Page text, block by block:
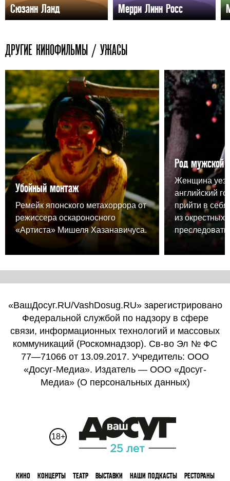
Сюзанн Ланд Мерри Линн Росс
ДРУГИЕ КИНОФИЛЬМЫ / УЖАСЫ
Убойный монтаж
Ремейк японского метахоррора от
режиссера оскароносного
«Артиста» Мишеля Хазанавичуса.
Род мужской
Женщина
английский
прийти в
из окрестных
преследовать.
«ВашДосуг.RU/VashDosug.RU» зарегистрировано
Федеральной службой по надзору в сфере
связи, информационных технологий и массовых
коммуникаций (Роскомнадзор). Св-во Эл № ФС
77—71066 от 13.09.2017. Учредитель: ООО
«Досуг-Медиа». Издатель — ООО «Досуг-
Медиа» (О персональных данных)
18+
КИНО КОНЦЕРТЫ ТЕАТР ВЫСТАВКИ НАШИ ПОДКАСТЫ РЕСТОРАНЫ